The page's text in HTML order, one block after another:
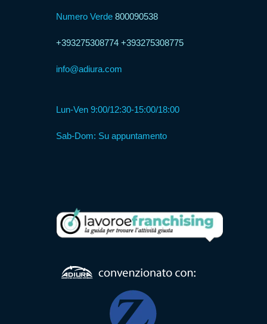
Numero Verde 800090538
+393275308774 +393275308775
info@adiura.com
Lun-Ven 9:00/12:30-15:00/18:00
Sab-Dom: Su appuntamento